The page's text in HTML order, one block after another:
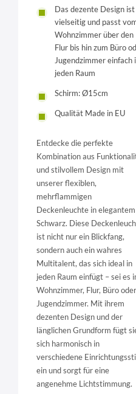
Das dezente Design ist
vielseitig und passt
Wohnzimmer über den
Flur bis hin zum Büro
Jugendzimmer einfach
jeden Raum
Schirm: Ø15cm
Qualität Made in EU
Entdecke die perfekte
Kombination aus
und stilvollem Design mit
unserer flexiblen,
mehrflammigen
Deckenleuchte in elegantem
Schwarz. Diese
ist nicht nur ein Blickfang,
sondern auch ein wahres
Multitalent, das sich ideal in
jeden Raum einfügt – sei es
Wohnzimmer, Flur, Büro oder
Jugendzimmer. Mit ihrem
dezenten Design und der
länglichen Grundform fügt
sich harmonisch in
verschiedene
ein und sorgt für eine
angenehme Lichtstimmung.